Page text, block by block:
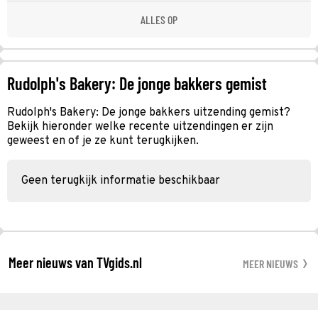
ALLES OP
Rudolph's Bakery: De jonge bakkers gemist
Rudolph's Bakery: De jonge bakkers uitzending gemist?
Bekijk hieronder welke recente uitzendingen er zijn
geweest en of je ze kunt terugkijken.
Geen terugkijk informatie beschikbaar
Meer nieuws van TVgids.nl MEER NIEUWS